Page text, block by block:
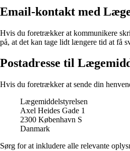
Email-kontakt med
Hvis du foretrækker at kommunikere
på, at det kan tage lidt længere tid at få
Postadresse til
Hvis du foretrækker at sende din
Lægemiddelstyrelsen
Axel Heides Gade 1
2300 København S
Danmark
Sørg for at inkludere alle relevante